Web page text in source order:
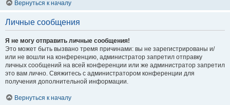
Вернуться к началу
Личные сообщения
Я не могу отправить личные сообщения!
Это может быть вызвано тремя причинами: вы не зарегистрированы и/
или не вошли на конференцию, администратор запретил отправку
личных сообщений на всей конференции или же администратор запретил
это вам лично. Свяжитесь с администратором конференции для
получения дополнительной информации.
Вернуться к началу